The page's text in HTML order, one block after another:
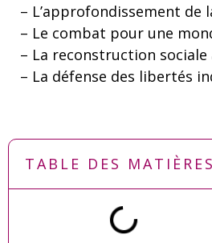
– L’approfondissement de
– Le combat pour une
– La reconstruction sociale
– La défense des libertés
TABLE DES MATIÈRES